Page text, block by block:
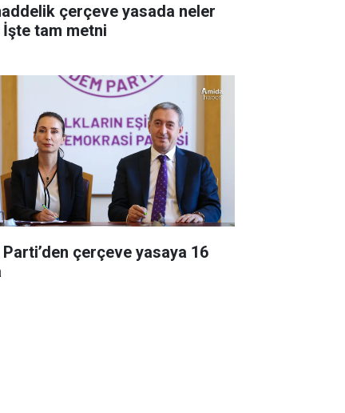
çerçeve yasada neler
tam metni
Parti’den çerçeve yasaya 16